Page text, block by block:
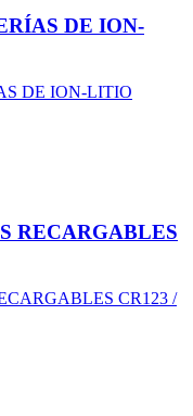
DE ION-
RECARGABLES